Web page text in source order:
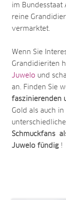
im Bundesstaat
reine
vermarktet.
Wenn Sie
Grandidieriten
Juwelo und
an. Finden Sie
faszinierenden
Gold als auch
Schmuckfans
Juwelo fündig !